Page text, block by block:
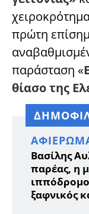
πρώτη
παράσταση «
θίασο της
Βασίλης
παρέας, η
ξαφνικός